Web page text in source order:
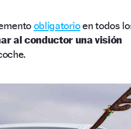
obligatorioen todos
al conductor una visión